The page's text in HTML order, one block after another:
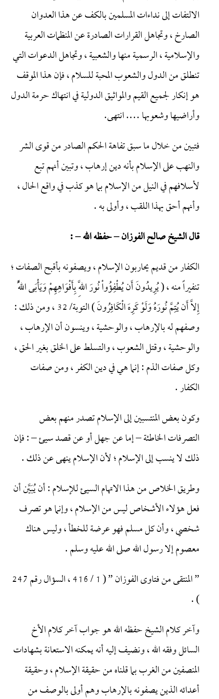
الالتفات إلى نداءات المسلمين بالكف عن هذا العدوان
الصارخ ، وتجاهل القرارات الصادرة عن المنظمات العربية
والإسلامية ، الرسمية منها والشعبية ، وتجاهل الدعوات التي
تنطلق من الدول والشعوب المحبة للسلام ، فإن هذا الموقف
هو إنكار لجميع القيم والمواثيق الدولية في انتهاك حرمة الدول
وأراضيها وشعوبها …. انتهى.
فتبين من خلال ما سبق تفاهة الحكم الصادر من قوى الشر
والنهب على الإسلام بأنه دين إرهاب ، وتبين أنهم تبع
لأسلافهم في النيل من الإسلام بما هو كذب في واقع الحال ،
وأنهم أحق بهذا اللقب ، وأولى به .
قال الشيخ صالح الفوزان – حفظه الله – :
الكفار من قديم يحاربون الإسلام ، ويصفونه بأقبح الصفات ؛
تنفيراً منه ، ( يُرِيدُونَ أَن يُطْفِؤُواْ نُورَ اللَّهِ بِأَفْوَاهِهِمْ وَيَأْبَى اللَّهُ
إِلاَّ أَن يُتِمَّ نُورَهُ وَلَوْ كَرِهَ الْكَافِرُونَ ) التوبة/ 32 ، ومن ذلك :
وصفهم له بالإرهاب ، والوحشية ، وينسون أن الإرهاب ،
والوحشية ، وقتل الشعوب ، والتسلط على الخلق بغير الحق ،
وكل صفات الذم : إنما هي في دين الكفر ، ومن صفات
الكفار .
وكون بعض المنتسبين إلى الإسلام تصدر منهم بعض
التصرفات الخاطئة – إما عن جهل أو عن قصد سيئ – : فإن
ذلك لا ينسب إلى الإسلام ؛ لأن الإسلام ينهى عن ذلك .
وطريق الخلاص من هذا الاتهام السيئ للإسلام : أن يُبَيَّن أن
فعل هؤلاء الأشخاص ليس من الإسلام ، وإنما هو تصرف
شخصي ، وأن كل مسلم فهو عرضة للخطأ ، وليس هناك
معصوم إلا رسول الله صلى الله عليه وسلم .
” المنتقى من فتاوى الفوزان ” ( 1 / 416 ، السؤال رقم 247
) .
وآخر كلام الشيخ حفظه الله هو جواب آخر كلام الأخ
السائل وفقه الله ، ونضيف إليه أنه يمكنه الاستعانة بشهادات
المنصفين من الغرب بما قلناه من حقيقة الإسلام ، وحقيقة
أعدائه الذين يصفونه بالإرهاب وهم أولى بالوصف من